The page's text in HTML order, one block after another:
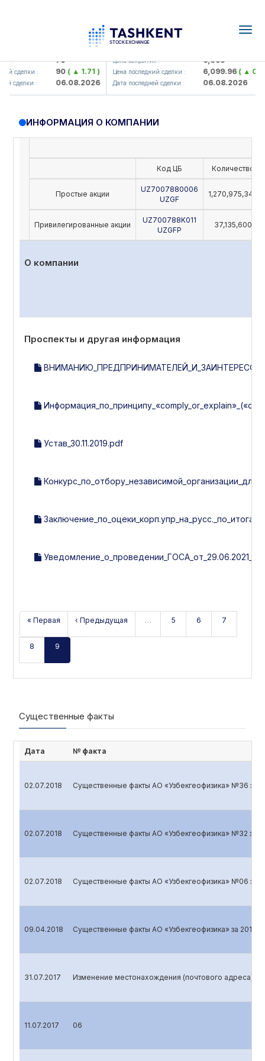
: 79
сделки : 90( ▲ 1.71 )
сделки : 06.08.2026
UZMK (<O'zmetkombinat> AJ)
Цена закрытия : 6,099
Цена последний сделки : 6,099.96( ▲ 0.08
Дата последней сделки : 06.08.2026
ИНФОРМАЦИЯ О КОМПАНИИ
Код ЦБ Количество
Простые акции
UZ7007880006
UZGF
1,270,975,342
Привилегированные акции
UZ700788K011
UZGFP
37,135,600
О компании
Проспекты и другая информация
Устав_30.11.2019.pdf
« Первая ‹ Предыдущая … 5 6 7
8 9
Существенные факты
Дата № факта
02.07.2018 Существенные факты АО «Узбекгеофизика» №36 за
02.07.2018 Существенные факты АО «Узбекгеофизика» №32
02.07.2018 Существенные факты АО «Узбекгеофизика» №06 за
09.04.2018 Существенные факты АО «Узбекгеофизика» за 2017
31.07.2017 Изменение местонахождения (почтового адреса)
11.07.2017 06